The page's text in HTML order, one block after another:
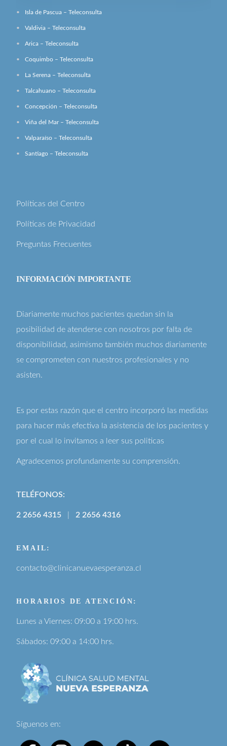
Isla de Pascua – Teleconsulta
Valdivia – Teleconsulta
Arica – Teleconsulta
Coquimbo – Teleconsulta
La Serena – Teleconsulta
Talcahuano – Teleconsulta
Concepción – Teleconsulta
Viña del Mar – Teleconsulta
Valparaíso – Teleconsulta
Santiago – Teleconsulta
Políticas del Centro
Políticas de Privacidad
Preguntas Frecuentes
INFORMACIÓN IMPORTANTE
Diariamente muchos pacientes quedan sin la
posibilidad de atenderse con nosotros por falta de
disponibilidad, asimismo también muchos diariamente
se comprometen con nuestros profesionales y no
asisten.
Es por estas razón que el centro incorporó las medidas
para hacer más efectiva la asistencia de los pacientes y
por el cual lo invitamos a leer sus politicas
Agradecemos profundamente su comprensión.
TELÉFONOS:
2 2656 4315 2 2656 4316
EMAIL:
contacto@clinicanuevaesperanza.cl
HORARIOS DE ATENCIÓN:
Lunes a Viernes: 09:00 a 19:00 hrs.
Sábados: 09:00 a 14:00 hrs.
Síguenos en: